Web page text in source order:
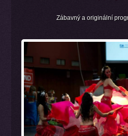
Zábavný a originální